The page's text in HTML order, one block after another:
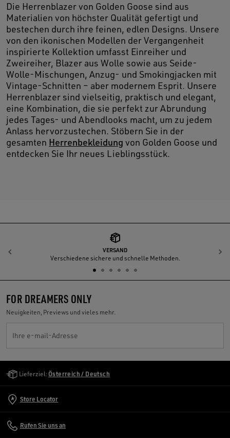
Die Herrenblazer von Golden Goose sind aus
Materialien von höchster Qualität gefertigt und
bestechen durch ihre feinen, edlen Designs. Unsere
von den ikonischen Modellen der Vergangenheit
inspirierte Kollektion umfasst Einreiher und
Zweireiher, Blazer aus Wolle sowie aus Seide-
Wolle-Mischungen, Anzug- und Smokingjacken mit
Vintage-Schnitten – aber modernem Esprit. Unsere
Herrenblazer sind vielseitig, praktisch und elegant,
eine Kombination, die sie perfekt zur Abrundung
jedes Tages- und Abendlooks macht, um zu jedem
Anlass hervorzustechen. Stöbern Sie in der
gesamten Herrenbekleidung von Golden Goose und
entdecken Sie Ihr neues Lieblingsstück.
VERSAND
Verschiedene sichere und schnelle Methoden.
Zurück
FOR DREAMERS ONLY
Neuigkeiten, Previews und vieles mehr.
Ihre e-mail-Adresse
Lieferziel: Österreich / Deutsch
Store Locator
Rufen Sie uns an